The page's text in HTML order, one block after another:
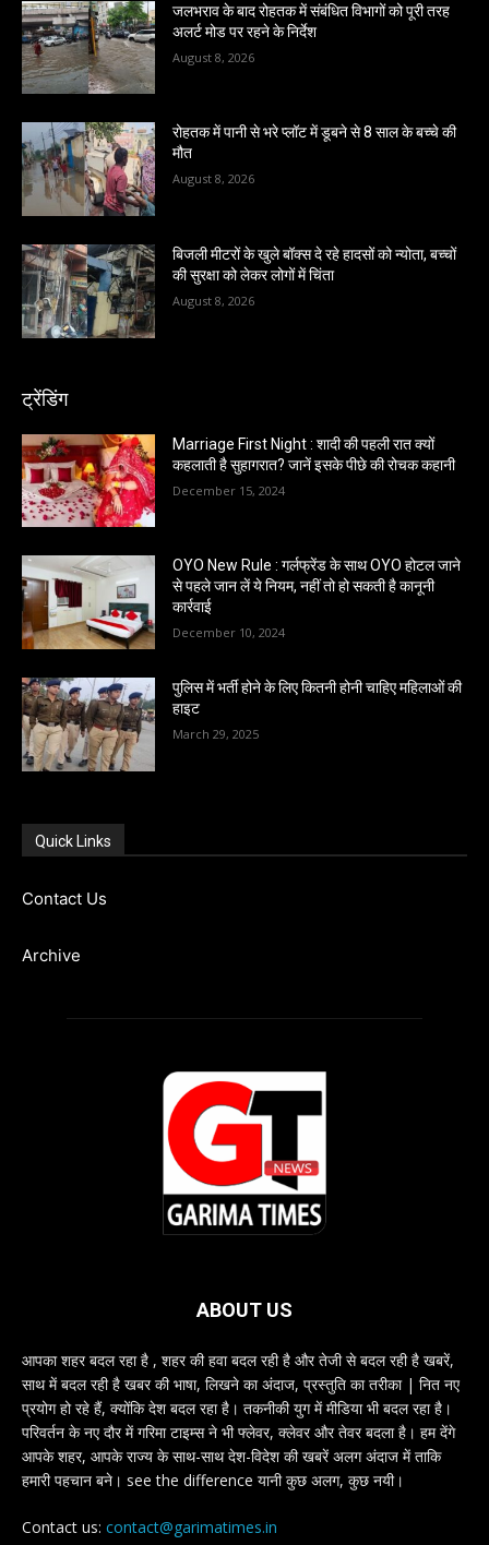
जलभराव के बाद रोहतक में संबंधित विभागों को पूरी तरह
अलर्ट मोड पर रहने के निर्देश
August 8, 2026
रोहतक में पानी से भरे प्लॉट में डूबने से 8 साल के बच्चे की
मौत
August 8, 2026
बिजली मीटरों के खुले बॉक्स दे रहे हादसों को न्योता, बच्चों
की सुरक्षा को लेकर लोगों में चिंता
August 8, 2026
ट्रेंडिंग
Marriage First Night : शादी की पहली रात क्यों
कहलाती है सुहागरात? जानें इसके पीछे की रोचक कहानी
December 15, 2024
OYO New Rule : गर्लफ्रेंड के साथ OYO होटल जाने
से पहले जान लें ये नियम, नहीं तो हो सकती है कानूनी
कार्रवाई
December 10, 2024
पुलिस में भर्ती होने के लिए कितनी होनी चाहिए महिलाओं की
हाइट
March 29, 2025
Quick Links
Contact Us
Archive
ABOUT US
आपका शहर बदल रहा है , शहर की हवा बदल रही है और तेजी से बदल रही है खबरें,
साथ में बदल रही है खबर की भाषा, लिखने का अंदाज, प्रस्तुति का तरीका | नित नए
प्रयोग हो रहे हैं, क्योंकि देश बदल रहा है। तकनीकी युग में मीडिया भी बदल रहा है।
परिवर्तन के नए दौर में गरिमा टाइम्स ने भी फ्लेवर, क्लेवर और तेवर बदला है। हम देंगे
आपके शहर, आपके राज्य के साथ-साथ देश-विदेश की खबरें अलग अंदाज में ताकि
हमारी पहचान बने। see the difference यानी कुछ अलग, कुछ नयी।
Contact us: contact@garimatimes.in